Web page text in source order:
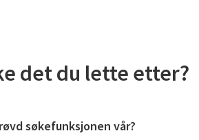
det du lette etter?
søkefunksjonen vår?